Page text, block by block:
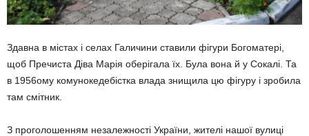
Здавна в містах і селах Галичини ставили фігури Богоматері,
щоб Пречиста Діва Марія оберігала їх. Була вона й у Сокалі. Та
в 1956ому комунокедебістка влада знищила цю фігуру і зробила
там смітник.
З проголошенням незалежності України, жителі нашої вулиці